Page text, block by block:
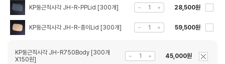
KP둥근직사각 JH-R-PPLid [300개] 28,500원
KP둥근직사각 JH-R-종이Lid [300개] 59,500원
KP둥근직사각 JH-R750Body [300개
X150원]
45,000원